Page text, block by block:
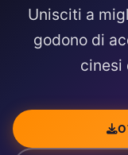
Unisciti a
godono di
cinesi